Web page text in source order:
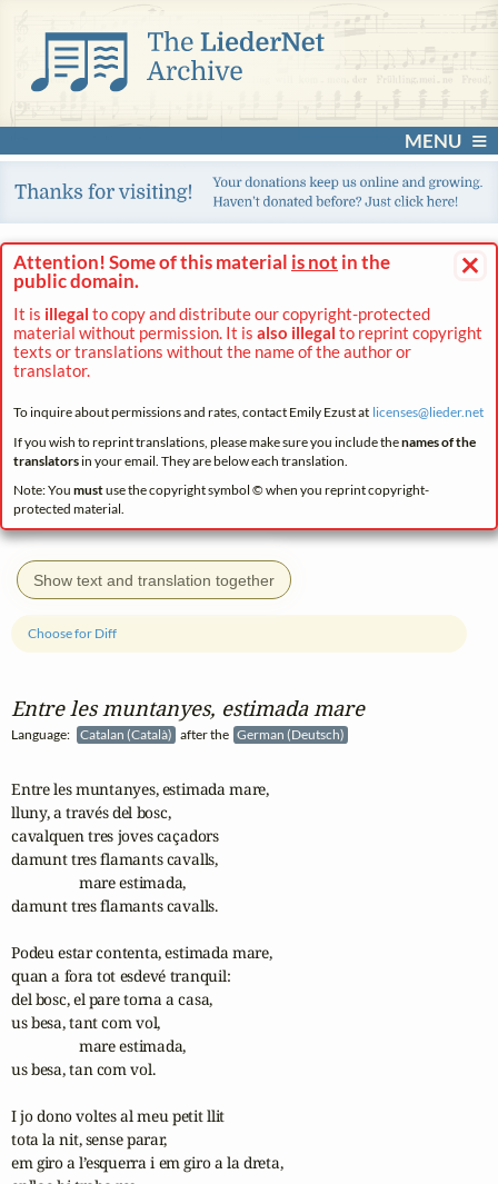
MENU
×
Attention! Some of this material is not in the
public domain.
It is illegal to copy and distribute our copyright-protected
material without permission. It is also illegal to reprint copyright
texts or translations without the name of the author or
translator.
To inquire about permissions and rates, contact Emily Ezust at licenses@lieder.net
If you wish to reprint translations, please make sure you include thenames of the
translatorsin your email. They are below each translation.
Note: You mustuse the copyright symbol © when you reprint copyright-
protected material.
Show text and translation together
Entre les muntanyes, estimada mare
Language: Catalan (Català) after the German (Deutsch)
Choose for Diff
Entre les muntanyes, estimada mare,
lluny, a través del bosc,
cavalquen tres joves caçadors
damunt tres flamants cavalls,
                  mare estimada,
damunt tres flamants cavalls.
Podeu estar contenta, estimada mare,
quan a fora tot esdevé tranquil:
del bosc, el pare torna a casa,
us besa, tant com vol,
                  mare estimada,
us besa, tan com vol.
I jo dono voltes al meu petit llit
tota la nit, sense parar,
em giro a l’esquerra i em giro a la dreta,